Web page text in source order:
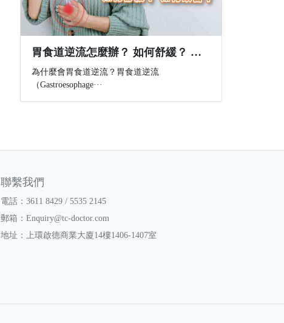
胃食道逆流怎麼辦？ 如何舒緩？ 如何改善？
為什麼會胃食道逆流？胃食道逆流
（Gastroesophage···
聯繫我們
電話：3611 8429 / 5535 2145
郵箱： Enquiry@tc-doctor.com
地址：上環啟德商業大廈14樓1406-1407室